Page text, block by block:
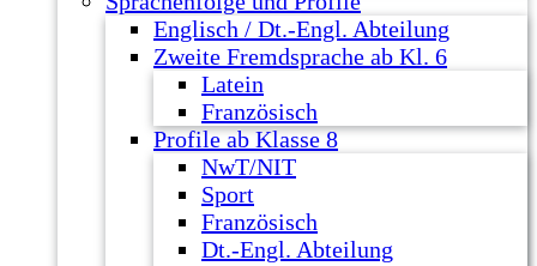
Englisch / Dt.-Engl. Abteilung
Zweite Fremdsprache ab Kl. 6
Latein
Französisch
Profile ab Klasse 8
NwT/NIT
Sport
Französisch
Dt.-Engl. Abteilung